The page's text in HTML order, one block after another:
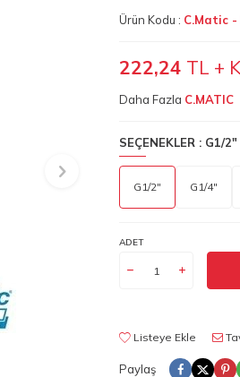
Ürün Kodu : C.Matic -
222,24 TL +
Daha Fazla C.MATIC
SEÇENEKLER : G1/2"
G1/2" G1/4"
ADET
Listeye Ekle
Paylaş